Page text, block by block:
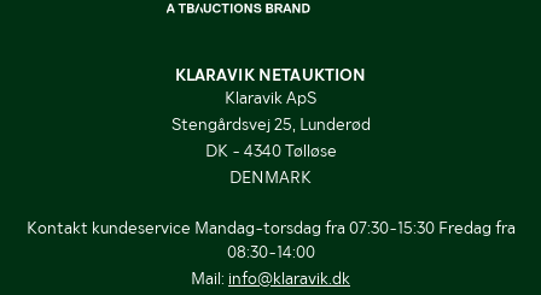
KLARAVIK NETAUKTION
Klaravik ApS
Stengårdsvej 25, Lunderød
DK - 4340 Tølløse
DENMARK
Kontakt kundeservice Mandag-torsdag fra 07:30-15:30 Fredag fra
08:30-14:00
Mail: info@klaravik.dk